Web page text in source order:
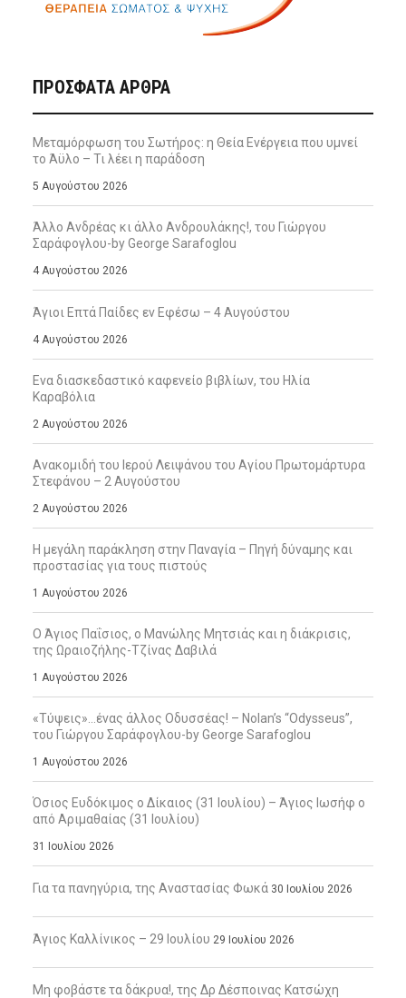
ΠΡΌΣΦΑΤΑ ΆΡΘΡΑ
Μεταμόρφωση του Σωτήρος: η Θεία Ενέργεια που υμνεί
το Άϋλο – Τι λέει η παράδοση
5 Αυγούστου 2026
Άλλο Ανδρέας κι άλλο Ανδρουλάκης!, του Γιώργου
Σαράφογλου-by George Sarafoglou
4 Αυγούστου 2026
Άγιοι Επτά Παίδες εν Εφέσω – 4 Αυγούστου
4 Αυγούστου 2026
Ενα διασκεδαστικό καφενείο βιβλίων, του Ηλία
Καραβόλια
2 Αυγούστου 2026
Ανακομιδή του Ιερού Λειψάνου του Αγίου Πρωτομάρτυρα
Στεφάνου – 2 Αυγούστου
2 Αυγούστου 2026
Η μεγάλη παράκληση στην Παναγία – Πηγή δύναμης και
προστασίας για τους πιστούς
1 Αυγούστου 2026
Ο Άγιος Παΐσιος, ο Μανώλης Μητσιάς και η διάκρισις,
της Ωραιοζήλης-Τζίνας Δαβιλά
1 Αυγούστου 2026
«Τύψεις»…ένας άλλος Οδυσσέας! – Nolan’s “Odysseus”,
του Γιώργου Σαράφογλου-by George Sarafoglou
1 Αυγούστου 2026
Όσιος Ευδόκιμος ο Δίκαιος (31 Ιουλίου) – Άγιος Ιωσήφ ο
από Αριμαθαίας (31 Ιουλίου)
31 Ιουλίου 2026
Για τα πανηγύρια, της Αναστασίας Φωκά 30 Ιουλίου 2026
Άγιος Καλλίνικος – 29 Ιουλίου 29 Ιουλίου 2026
Μη φοβάστε τα δάκρυα!, της Δρ Δέσποινας Κατσώχη